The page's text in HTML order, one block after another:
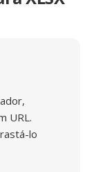
URL.
lo